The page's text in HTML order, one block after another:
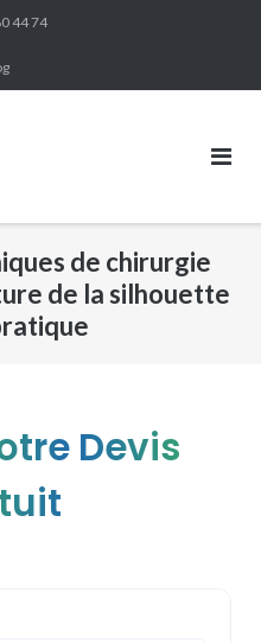
44 74
de chirurgie
de la silhouette
Devis